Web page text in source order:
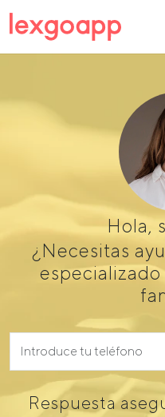
Hola,
¿Necesitas
Respuesta